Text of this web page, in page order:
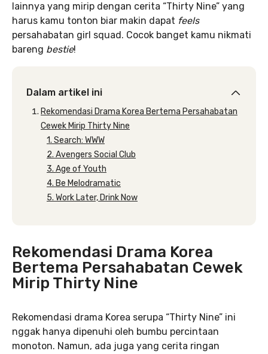
lainnya yang mirip dengan cerita “Thirty Nine” yang
harus kamu tonton biar makin dapat feels
persahabatan girl squad. Cocok banget kamu nikmati
bareng bestie!
Dalam artikel ini
Rekomendasi Drama Korea Bertema Persahabatan
Cewek Mirip Thirty Nine
1. Search: WWW
2. Avengers Social Club
3. Age of Youth
4. Be Melodramatic
5. Work Later, Drink Now
Rekomendasi Drama Korea
Bertema Persahabatan Cewek
Mirip Thirty Nine
Rekomendasi drama Korea serupa “Thirty Nine” ini
nggak hanya dipenuhi oleh bumbu percintaan
monoton. Namun, ada juga yang cerita ringan